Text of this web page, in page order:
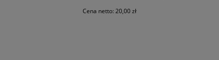
Cena netto: 20,00 zł